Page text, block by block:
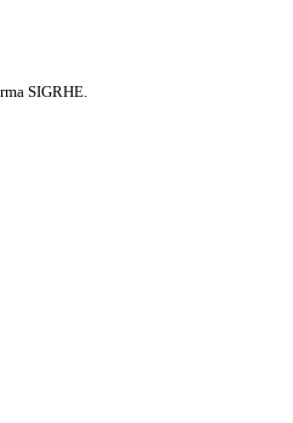
SIGRHE.